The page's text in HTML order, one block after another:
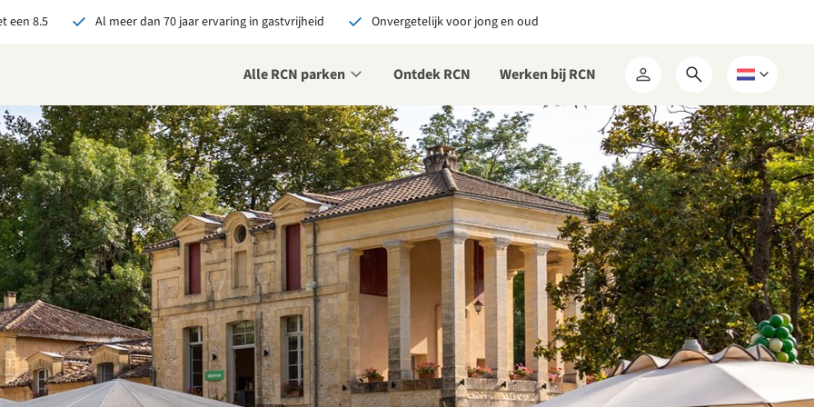
een 8.5 Al meer dan 70 jaar ervaring in gastvrijheid Onvergetelijk voor jong en oud
Alle RCN parken Ontdek RCN Werken bij RCN
Mijn
RCN
Open
zoekformulier
Kies
een
taal
bij RCN boekt, krijg je:
De beste prijsgarantie
Exclusieve voordelen
Persoonlijk contact
alle voordelen